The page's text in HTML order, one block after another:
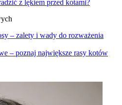
z lękiem przed kotami?
– zalety i wady do rozważenia
– poznaj największe rasy kotów